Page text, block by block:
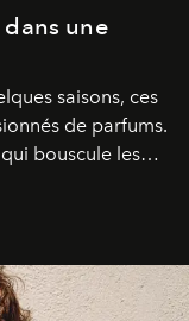
une
saisons, ces
de parfums.
bouscule les
: